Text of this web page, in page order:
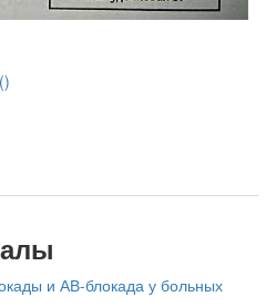
)
и АВ-блокада у больных